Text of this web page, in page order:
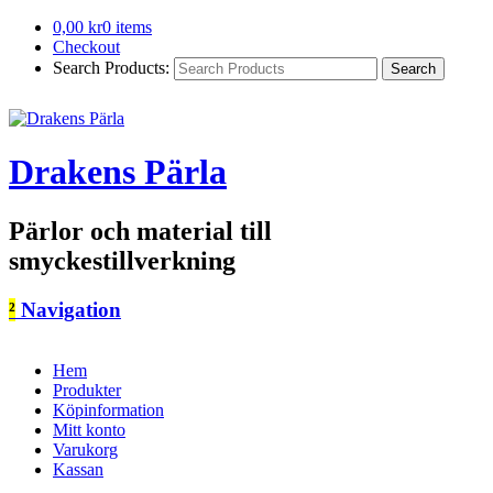
0,00 kr0 items
Checkout
Search Products:
Drakens Pärla
Pärlor och material till
smyckestillverkning
² Navigation
Hem
Produkter
Köpinformation
Mitt konto
Varukorg
Kassan